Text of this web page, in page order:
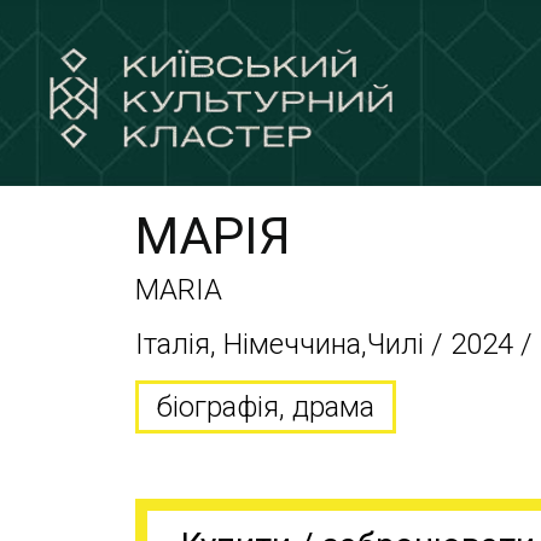
МАРІЯ
MARIA
Італія, Німеччина,Чилі / 2024
біографія, драма